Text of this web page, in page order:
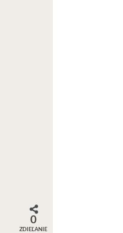
0
ZDIEĽANIE